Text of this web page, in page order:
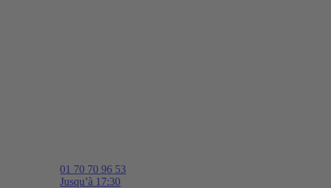
01 70 70 96 53
Jusqu’à 17:30